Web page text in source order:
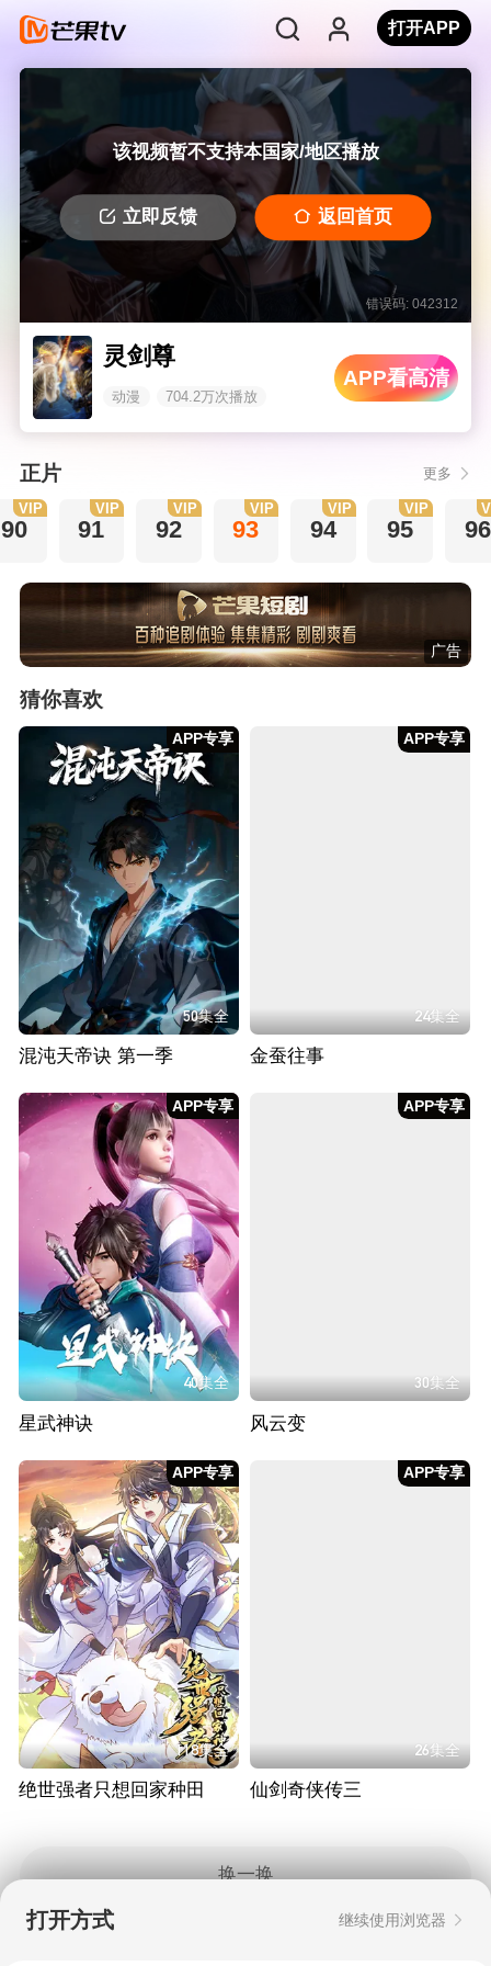
打开APP
该视频暂不支持本国家/地区播放
立即反馈 返回首页
错误码: 042312
灵剑尊
动漫 704.2万次播放
APP看高清
正片 更多
90
VIP
91
VIP
92
VIP
93
VIP
94
VIP
95
VIP
96
广告
猜你喜欢
APP专享
50集全
混沌天帝诀 第一季
APP专享
24集全
金蚕往事
APP专享
40集全
星武神诀
APP专享
30集全
风云变
APP专享
118集全
绝世强者只想回家种田
APP专享
26集全
仙剑奇侠传三
换一换
打开方式 继续使用浏览器